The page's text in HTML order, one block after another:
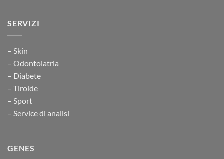
SERVIZI
– Skin
– Odontoiatria
– Diabete
– Tiroide
– Sport
– Service di analisi
GENES